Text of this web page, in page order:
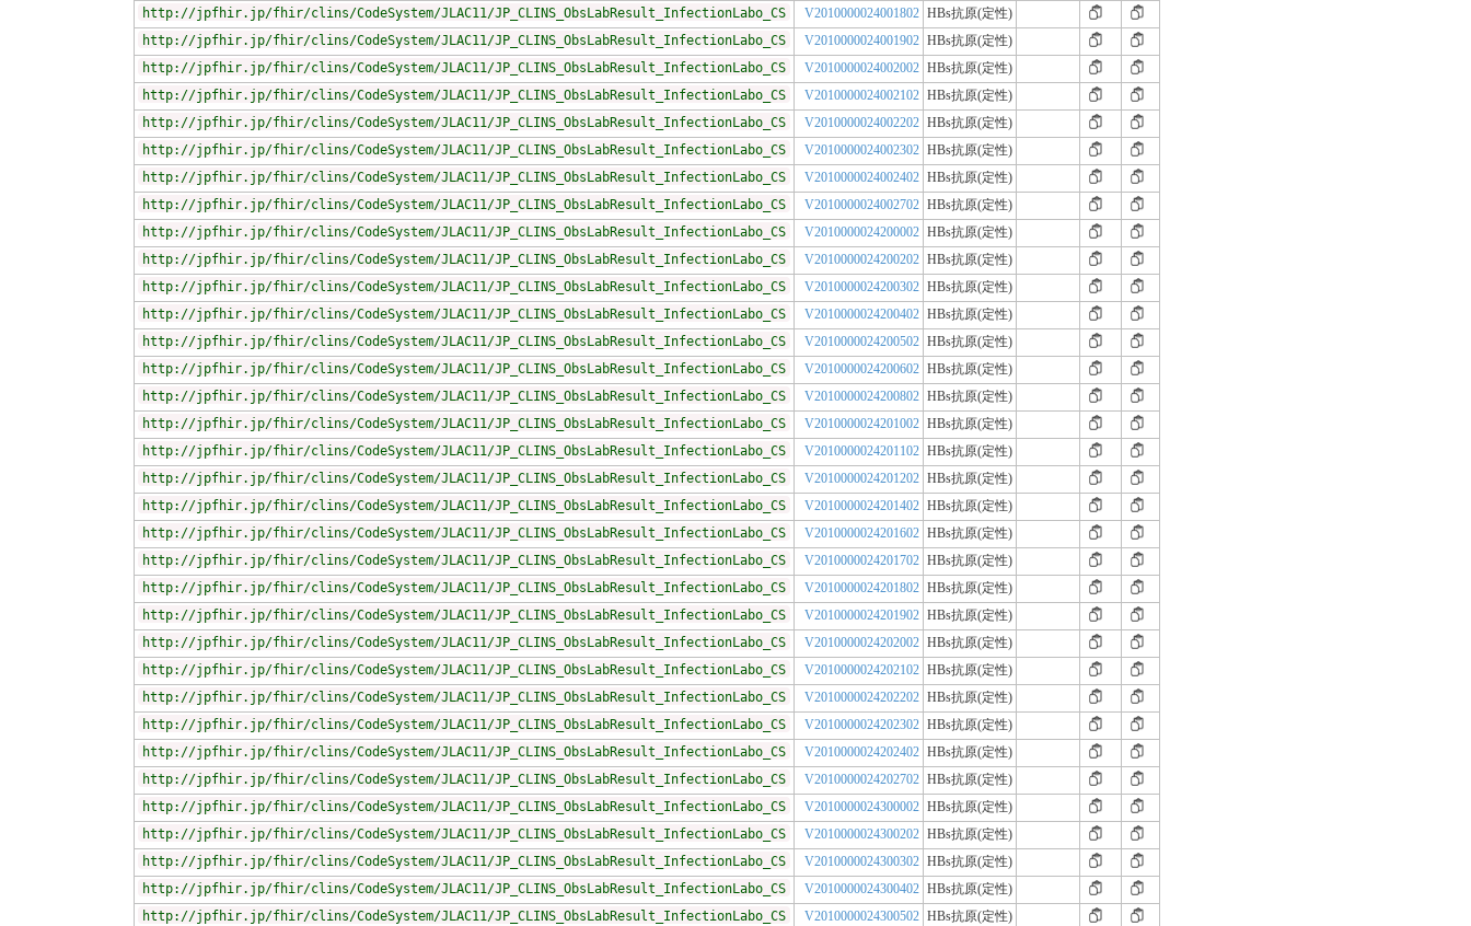
http://jpfhir.jp/fhir/clins/CodeSystem/JLAC11/JP_CLINS_ObsLabResult_InfectionLabo_CS
V2010000024001802 HBs抗原(定性)
http://jpfhir.jp/fhir/clins/CodeSystem/JLAC11/JP_CLINS_ObsLabResult_InfectionLabo_CS
V2010000024001902 HBs抗原(定性)
http://jpfhir.jp/fhir/clins/CodeSystem/JLAC11/JP_CLINS_ObsLabResult_InfectionLabo_CS
V2010000024002002 HBs抗原(定性)
http://jpfhir.jp/fhir/clins/CodeSystem/JLAC11/JP_CLINS_ObsLabResult_InfectionLabo_CS
V2010000024002102 HBs抗原(定性)
http://jpfhir.jp/fhir/clins/CodeSystem/JLAC11/JP_CLINS_ObsLabResult_InfectionLabo_CS
V2010000024002202 HBs抗原(定性)
http://jpfhir.jp/fhir/clins/CodeSystem/JLAC11/JP_CLINS_ObsLabResult_InfectionLabo_CS
V2010000024002302 HBs抗原(定性)
http://jpfhir.jp/fhir/clins/CodeSystem/JLAC11/JP_CLINS_ObsLabResult_InfectionLabo_CS
V2010000024002402 HBs抗原(定性)
http://jpfhir.jp/fhir/clins/CodeSystem/JLAC11/JP_CLINS_ObsLabResult_InfectionLabo_CS
V2010000024002702 HBs抗原(定性)
http://jpfhir.jp/fhir/clins/CodeSystem/JLAC11/JP_CLINS_ObsLabResult_InfectionLabo_CS
V2010000024200002 HBs抗原(定性)
http://jpfhir.jp/fhir/clins/CodeSystem/JLAC11/JP_CLINS_ObsLabResult_InfectionLabo_CS
V2010000024200202 HBs抗原(定性)
http://jpfhir.jp/fhir/clins/CodeSystem/JLAC11/JP_CLINS_ObsLabResult_InfectionLabo_CS
V2010000024200302 HBs抗原(定性)
http://jpfhir.jp/fhir/clins/CodeSystem/JLAC11/JP_CLINS_ObsLabResult_InfectionLabo_CS
V2010000024200402 HBs抗原(定性)
http://jpfhir.jp/fhir/clins/CodeSystem/JLAC11/JP_CLINS_ObsLabResult_InfectionLabo_CS
V2010000024200502 HBs抗原(定性)
http://jpfhir.jp/fhir/clins/CodeSystem/JLAC11/JP_CLINS_ObsLabResult_InfectionLabo_CS
V2010000024200602 HBs抗原(定性)
http://jpfhir.jp/fhir/clins/CodeSystem/JLAC11/JP_CLINS_ObsLabResult_InfectionLabo_CS
V2010000024200802 HBs抗原(定性)
http://jpfhir.jp/fhir/clins/CodeSystem/JLAC11/JP_CLINS_ObsLabResult_InfectionLabo_CS
V2010000024201002 HBs抗原(定性)
http://jpfhir.jp/fhir/clins/CodeSystem/JLAC11/JP_CLINS_ObsLabResult_InfectionLabo_CS
V2010000024201102 HBs抗原(定性)
http://jpfhir.jp/fhir/clins/CodeSystem/JLAC11/JP_CLINS_ObsLabResult_InfectionLabo_CS
V2010000024201202 HBs抗原(定性)
http://jpfhir.jp/fhir/clins/CodeSystem/JLAC11/JP_CLINS_ObsLabResult_InfectionLabo_CS
V2010000024201402 HBs抗原(定性)
http://jpfhir.jp/fhir/clins/CodeSystem/JLAC11/JP_CLINS_ObsLabResult_InfectionLabo_CS
V2010000024201602 HBs抗原(定性)
http://jpfhir.jp/fhir/clins/CodeSystem/JLAC11/JP_CLINS_ObsLabResult_InfectionLabo_CS
V2010000024201702 HBs抗原(定性)
http://jpfhir.jp/fhir/clins/CodeSystem/JLAC11/JP_CLINS_ObsLabResult_InfectionLabo_CS
V2010000024201802 HBs抗原(定性)
http://jpfhir.jp/fhir/clins/CodeSystem/JLAC11/JP_CLINS_ObsLabResult_InfectionLabo_CS
V2010000024201902 HBs抗原(定性)
http://jpfhir.jp/fhir/clins/CodeSystem/JLAC11/JP_CLINS_ObsLabResult_InfectionLabo_CS
V2010000024202002 HBs抗原(定性)
http://jpfhir.jp/fhir/clins/CodeSystem/JLAC11/JP_CLINS_ObsLabResult_InfectionLabo_CS
V2010000024202102 HBs抗原(定性)
http://jpfhir.jp/fhir/clins/CodeSystem/JLAC11/JP_CLINS_ObsLabResult_InfectionLabo_CS
V2010000024202202 HBs抗原(定性)
http://jpfhir.jp/fhir/clins/CodeSystem/JLAC11/JP_CLINS_ObsLabResult_InfectionLabo_CS
V2010000024202302 HBs抗原(定性)
http://jpfhir.jp/fhir/clins/CodeSystem/JLAC11/JP_CLINS_ObsLabResult_InfectionLabo_CS
V2010000024202402 HBs抗原(定性)
http://jpfhir.jp/fhir/clins/CodeSystem/JLAC11/JP_CLINS_ObsLabResult_InfectionLabo_CS
V2010000024202702 HBs抗原(定性)
http://jpfhir.jp/fhir/clins/CodeSystem/JLAC11/JP_CLINS_ObsLabResult_InfectionLabo_CS
V2010000024300002 HBs抗原(定性)
http://jpfhir.jp/fhir/clins/CodeSystem/JLAC11/JP_CLINS_ObsLabResult_InfectionLabo_CS
V2010000024300202 HBs抗原(定性)
http://jpfhir.jp/fhir/clins/CodeSystem/JLAC11/JP_CLINS_ObsLabResult_InfectionLabo_CS
V2010000024300302 HBs抗原(定性)
http://jpfhir.jp/fhir/clins/CodeSystem/JLAC11/JP_CLINS_ObsLabResult_InfectionLabo_CS
V2010000024300402 HBs抗原(定性)
http://jpfhir.jp/fhir/clins/CodeSystem/JLAC11/JP_CLINS_ObsLabResult_InfectionLabo_CS
V2010000024300502 HBs抗原(定性)